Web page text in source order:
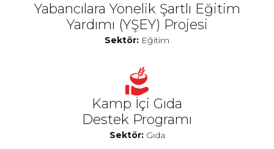
Yabancılara Yönelik Şartlı Eğitim
Yardımı (YŞEY) Projesi
Sektör: Eğitim
Kamp İçi Gıda
Destek Programı
Sektör:Gıda